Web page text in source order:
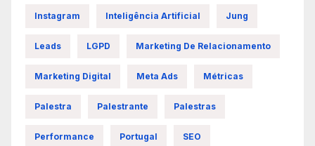
Instagram Inteligência Artificial Jung
Leads LGPD Marketing De Relacionamento
Marketing Digital Meta Ads Métricas
Palestra Palestrante Palestras
Performance Portugal SEO